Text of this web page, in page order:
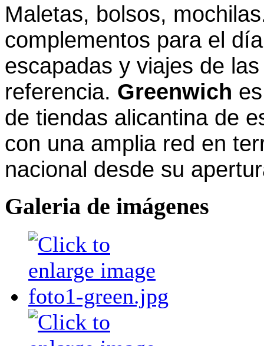
Maletas, bolsos,
complementos para el
escapadas y viajes de
referencia. Greenwich
de tiendas alicantina de
con una amplia red en
nacional desde su
Galeria de imágenes